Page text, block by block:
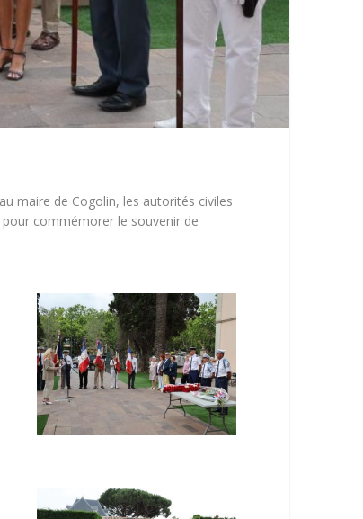
maire de Cogolin, les autorités civiles
commémorer le souvenir de